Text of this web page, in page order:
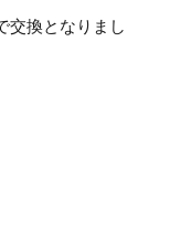
交換となりまし